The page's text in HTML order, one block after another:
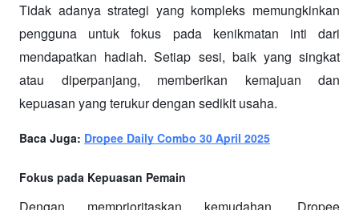
Tidak adanya strategi yang kompleks memungkinkan
pengguna untuk fokus pada kenikmatan inti dari
mendapatkan hadiah. Setiap sesi, baik yang singkat
atau diperpanjang, memberikan kemajuan dan
kepuasan yang terukur dengan sedikit usaha.
Baca Juga: Dropee Daily Combo 30 April 2025
Fokus pada Kepuasan Pemain
Dengan memprioritaskan kemudahan, Dropee